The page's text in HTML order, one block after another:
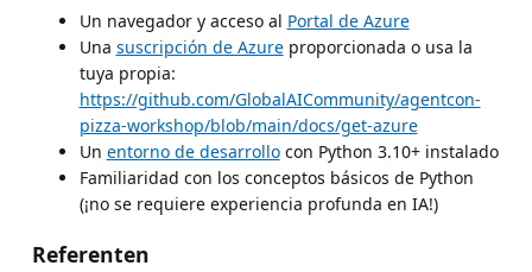
Un navegador y acceso al Portal de Azure
Una suscripción de Azureproporcionada o usa la
tuya propia:
https://github.com/GlobalAICommunity/agentcon-
pizza-workshop/blob/main/docs/get-azure
Un entorno de desarrollocon Python 3.10+ instalado
Familiaridad con los conceptos básicos de Python
(¡no se requiere experiencia profunda en IA!)
Referenten